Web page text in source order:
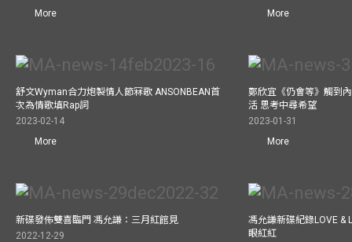
More
More
舒文Wyman合力炮製情人節冧歌 ANSONBEAN首
次為情歌填Rap詞
2023-02-14
More
鄭欣宜《仍會等》觸到
活 思考中尋希望
2023-01-31
More
新碟發佈雙喜臨門 馮允謙：三月紅館見
2022-12-29
馮允謙新碟紀錄LOVE &
眼紅紅